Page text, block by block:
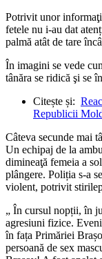
Potrivit unor
fetele nu i-au dat
palmă atât de tare
În imagini se vede
tânăra se ridică şi se
Citește și:
Republicii
Câteva secunde mai
Un echipaj de la
dimineaţă femeia a
plângere. Poliția s-a
violent, potrivit
„ În cursul nopții, în
agresiuni fizice.
în fața Primăriei
persoană de sex